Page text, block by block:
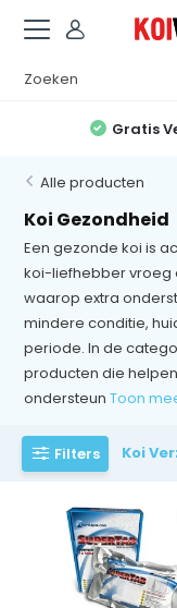
Gratis
Alle producten
Koi Gezondheid
Een gezonde koi is
koi-liefhebber vroeg
waarop extra
mindere conditie,
periode. In de
producten die
ondersteunToon
Filters Koi